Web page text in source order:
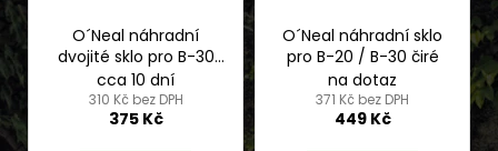
O´Neal náhradní
dvojité sklo pro B-30
radium blue
cca 10 dní
310 Kč bez DPH
375 Kč
O´Neal náhradní sklo
pro B-20 / B-30 čiré
na dotaz
371 Kč bez DPH
449 Kč